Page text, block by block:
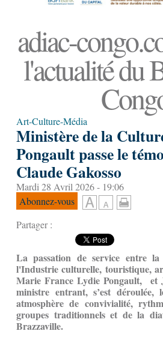
adiac-
l'actualité du
Art-Culture-Média
Ministère de la
Pongault passe le
Claude Gakosso
Mardi 28 Avril 2026 - 19:06
Abonnez-vous
Partager :
La passation de service entre
l'Industrie culturelle, touristique,
Marie France Lydie Pongault, et
ministre entrant, s’est
atmosphère de convivialité,
groupes traditionnels et de la
Brazzaville.